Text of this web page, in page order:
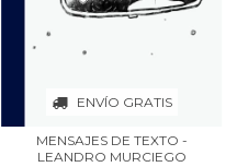
ENVÍO GRATIS
MENSAJES DE TEXTO -
LEANDRO MURCIEGO